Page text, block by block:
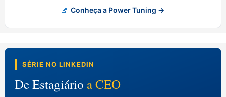
Conheça a Power Tuning →
SÉRIE NO LINKEDIN
De Estagiário a CEO